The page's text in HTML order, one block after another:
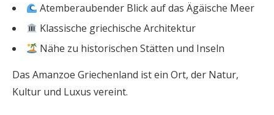
Atemberaubender Blick auf das Ägäische Meer
Klassische griechische Architektur
Nähe zu historischen Stätten und Inseln
Das Amanzoe Griechenland ist ein Ort, der Natur,
Kultur und Luxus vereint.